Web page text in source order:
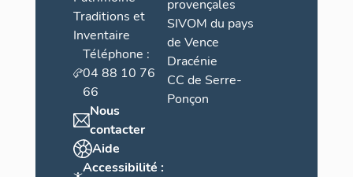
Traditions et
Inventaire
Téléphone :
04 88 10 76
66
Nous
contacter
Aide
Accessibilité :
provençales
SIVOM du pays
de Vence
Dracénie
CC de Serre-
Ponçon